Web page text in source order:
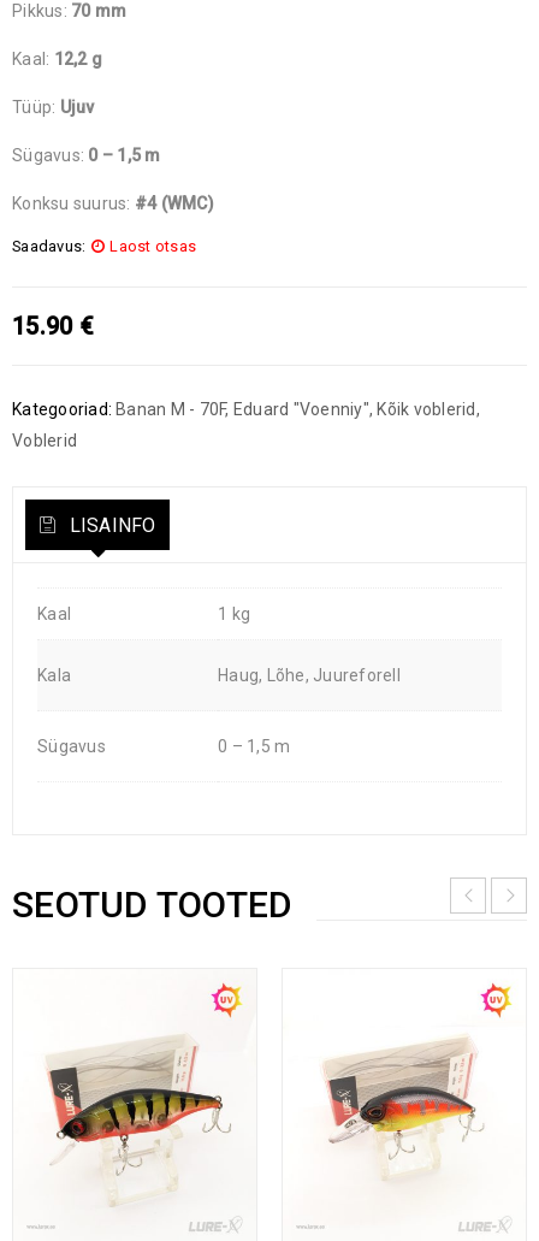
Pikkus: 70 mm
Kaal: 12,2 g
Tüüp: Ujuv
Sügavus: 0 – 1,5 m
Konksu suurus: #4 (WMC)
Saadavus: Laost otsas
15.90 €
Kategooriad: Banan M - 70F, Eduard "Voenniy", Kõik voblerid,
Voblerid
LISAINFO
Kaal 1 kg
Kala Haug, Lõhe, Juureforell
Sügavus 0 – 1,5 m
SEOTUD TOOTED